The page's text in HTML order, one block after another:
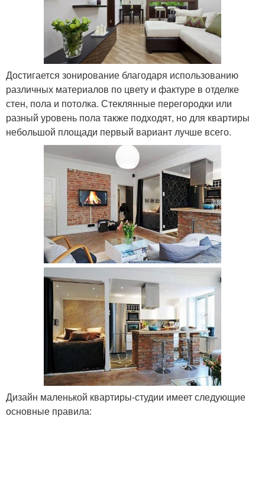
Достигается зонирование благодаря использованию
различных материалов по цвету и фактуре в отделке
стен, пола и потолка. Стеклянные перегородки или
разный уровень пола также подходят, но для квартиры
небольшой площади первый вариант лучше всего.
Дизайн маленькой квартиры-студии имеет следующие
основные правила: